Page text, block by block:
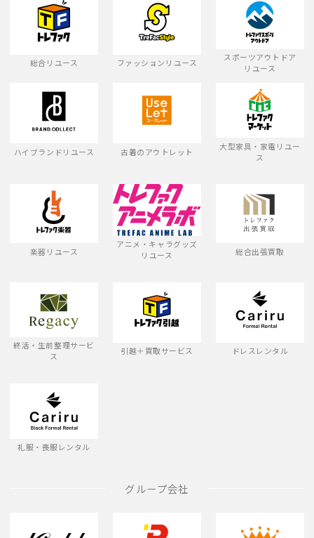
総合リユース ファッションリユース
スポーツアウトドア
リユース
ハイブランドリユース 古着のアウトレット
大型家具・家電リユー
ス
楽器リユース
アニメ・キャラグッズ
リユース
総合出張買取
終活・生前整理サービ
ス
引越＋買取サービス ドレスレンタル
礼服・喪服レンタル
グループ会社